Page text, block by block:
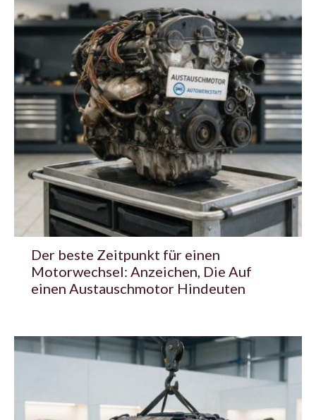
Der beste Zeitpunkt für einen
Motorwechsel: Anzeichen, Die Auf
einen Austauschmotor Hindeuten